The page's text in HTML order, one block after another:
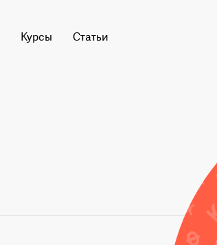
Курсы Статьи